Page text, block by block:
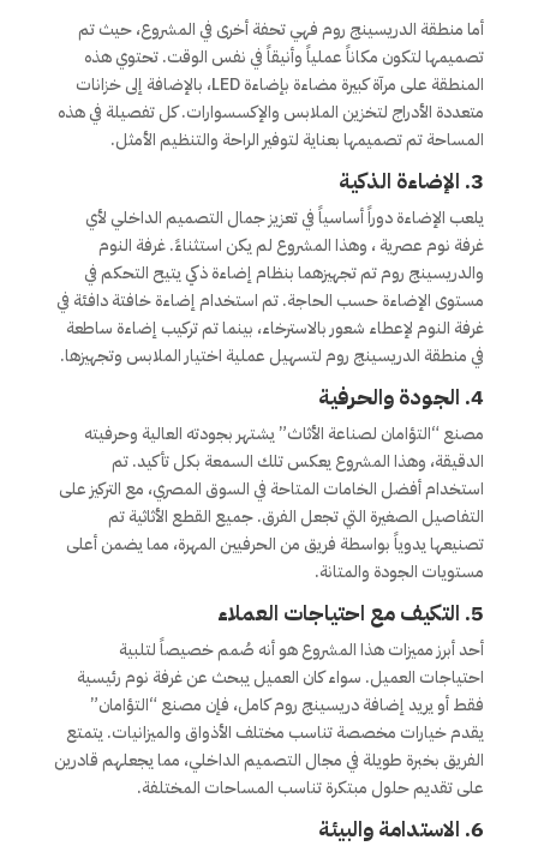
أما منطقة الدريسينج روم فهي تحفة أخرى في المشروع، حيث تم
تصميمها لتكون مكاناً عملياً وأنيقاً في نفس الوقت. تحتوي هذه
المنطقة على مرآة كبيرة مضاءة بإضاءة LED، بالإضافة إلى خزانات
متعددة الأدراج لتخزين الملابس والإكسسوارات. كل تفصيلة في هذه
المساحة تم تصميمها بعناية لتوفير الراحة والتنظيم الأمثل.
3. الإضاءة الذكية
يلعب الإضاءة دوراً أساسياً في تعزيز جمال التصميم الداخلي لأي
غرفة نوم عصرية ، وهذا المشروع لم يكن استثناءً. غرفة النوم
والدريسينج روم تم تجهيزهما بنظام إضاءة ذكي يتيح التحكم في
مستوى الإضاءة حسب الحاجة. تم استخدام إضاءة خافتة دافئة في
غرفة النوم لإعطاء شعور بالاسترخاء، بينما تم تركيب إضاءة ساطعة
في منطقة الدريسينج روم لتسهيل عملية اختيار الملابس وتجهيزها.
4. الجودة والحرفية
مصنع “التؤامان لصناعة الأثاث” يشتهر بجودته العالية وحرفيته
الدقيقة، وهذا المشروع يعكس تلك السمعة بكل تأكيد. تم
استخدام أفضل الخامات المتاحة في السوق المصري، مع التركيز على
التفاصيل الصغيرة التي تجعل الفرق. جميع القطع الأثاثية تم
تصنيعها يدوياً بواسطة فريق من الحرفيين المهرة، مما يضمن أعلى
مستويات الجودة والمتانة.
5. التكيف مع احتياجات العملاء
أحد أبرز مميزات هذا المشروع هو أنه صُمم خصيصاً لتلبية
احتياجات العميل. سواء كان العميل يبحث عن غرفة نوم رئيسية
فقط أو يريد إضافة دريسينج روم كامل، فإن مصنع “التؤامان”
يقدم خيارات مخصصة تناسب مختلف الأذواق والميزانيات. يتمتع
الفريق بخبرة طويلة في مجال التصميم الداخلي، مما يجعلهم قادرين
على تقديم حلول مبتكرة تناسب المساحات المختلفة.
6. الاستدامة والبيئة